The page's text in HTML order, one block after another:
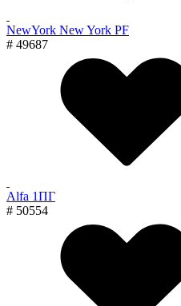
NewYork New York PF
# 49687
Alfa 1ПГ
# 50554